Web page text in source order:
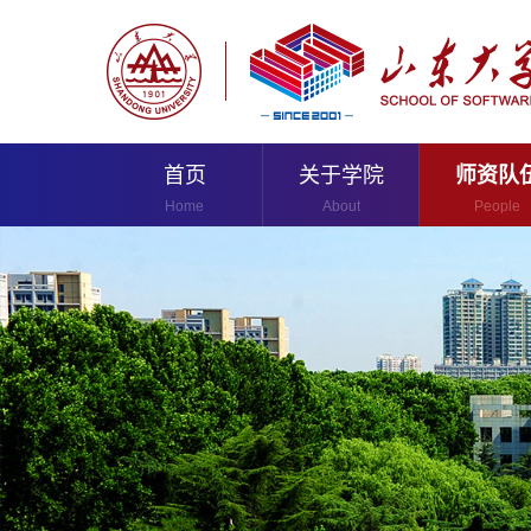
首页
Home
关于学院
About
师资队
People